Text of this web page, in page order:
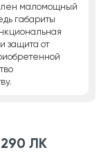
маломощный
габариты
защита от
ЛК